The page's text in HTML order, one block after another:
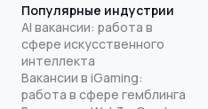
Популярные индустрии
AI вакансии: работа в
сфере искусственного
интеллекта
Вакансии в iGaming:
работа в сфере гемблинга